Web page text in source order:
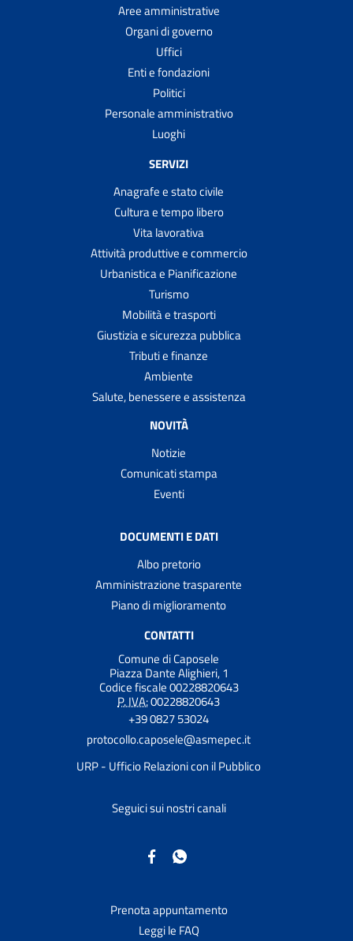
Aree amministrative
Organi di governo
Uffici
Enti e fondazioni
Politici
Personale amministrativo
Luoghi
SERVIZI
Anagrafe e stato civile
Cultura e tempo libero
Vita lavorativa
Attività produttive e commercio
Urbanistica e Pianificazione
Turismo
Mobilità e trasporti
Giustizia e sicurezza pubblica
Tributi e finanze
Ambiente
Salute, benessere e assistenza
NOVITÀ
Notizie
Comunicati stampa
Eventi
DOCUMENTI E DATI
Albo pretorio
Amministrazione trasparente
Piano di miglioramento
CONTATTI
Comune di Caposele
Piazza Dante Alighieri, 1
Codice fiscale 00228820643
P. IVA:00228820643
+39 0827 53024
protocollo.caposele@asmepec.it
URP - Ufficio Relazioni con il Pubblico
Seguici sui nostri canali
Prenota appuntamento
Leggi le FAQ